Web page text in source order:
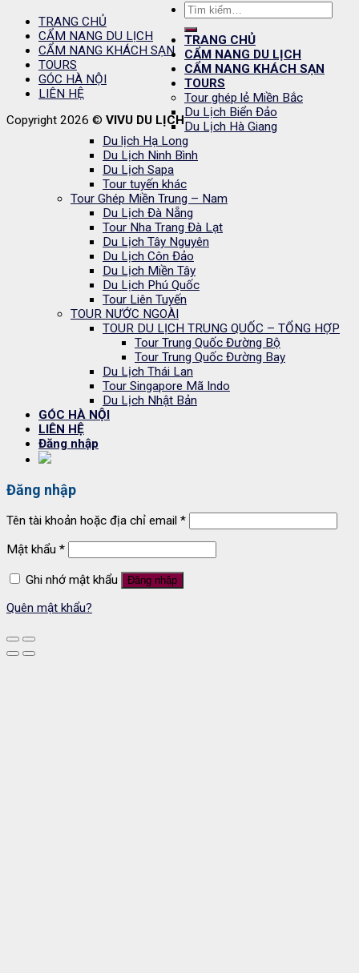
TRANG CHỦ
CẨM NANG DU LỊCH
CẨM NANG KHÁCH SẠN
TOURS
GÓC HÀ NỘI
LIÊN HỆ
Copyright 2026 © VIVU DU LỊCH
Tìm
kiếm:
TRANG CHỦ
CẨM NANG DU LỊCH
CẨM NANG KHÁCH SẠN
TOURS
Tour ghép lẻ Miền Bắc
Du Lịch Biển Đảo
Du Lịch Hà Giang
Du lịch Hạ Long
Du Lịch Ninh Bình
Du Lịch Sapa
Tour tuyến khác
Tour Ghép Miền Trung – Nam
Du Lịch Đà Nẵng
Tour Nha Trang Đà Lạt
Du Lịch Tây Nguyên
Du Lịch Côn Đảo
Du Lịch Miền Tây
Du Lịch Phú Quốc
Tour Liên Tuyến
TOUR NƯỚC NGOÀI
TOUR DU LỊCH TRUNG QUỐC – TỔNG HỢP
Tour Trung Quốc Đường Bộ
Tour Trung Quốc Đường Bay
Du Lịch Thái Lan
Tour Singapore Mã Indo
Du Lịch Nhật Bản
GÓC HÀ NỘI
LIÊN HỆ
Đăng nhập
Đăng nhập
Tên tài khoản hoặc địa chỉ email *
Mật khẩu *
Ghi nhớ mật khẩu Đăng nhập
Quên mật khẩu?